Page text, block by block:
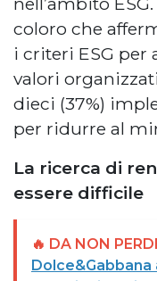
coloro che
i criteri ESG per
valori
dieci (37%)
per ridurre al
La ricerca di
essere difficile
🔥 DA NON